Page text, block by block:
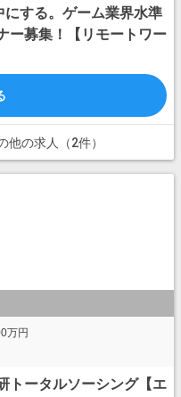
する。ゲーム業界水準
ー募集！【リモートワー
他の求人（2件）
万円
トータルソーシング【エ